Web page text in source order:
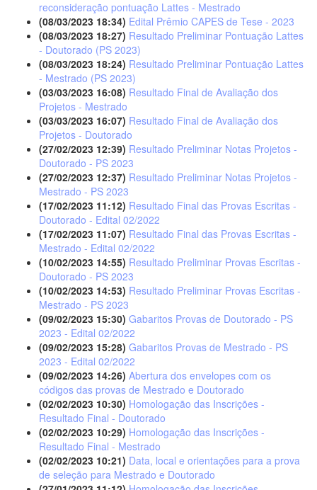
reconsideração pontuação Lattes - Mestrado
(08/03/2023 18:34) Edital Prêmio CAPES de Tese - 2023
(08/03/2023 18:27) Resultado Preliminar Pontuação Lattes
- Doutorado (PS 2023)
(08/03/2023 18:24) Resultado Preliminar Pontuação Lattes
- Mestrado (PS 2023)
(03/03/2023 16:08) Resultado Final de Avaliação dos
Projetos - Mestrado
(03/03/2023 16:07) Resultado Final de Avaliação dos
Projetos - Doutorado
(27/02/2023 12:39) Resultado Preliminar Notas Projetos -
Doutorado - PS 2023
(27/02/2023 12:37) Resultado Preliminar Notas Projetos -
Mestrado - PS 2023
(17/02/2023 11:12) Resultado Final das Provas Escritas -
Doutorado - Edital 02/2022
(17/02/2023 11:07) Resultado Final das Provas Escritas -
Mestrado - Edital 02/2022
(10/02/2023 14:55) Resultado Preliminar Provas Escritas -
Doutorado - PS 2023
(10/02/2023 14:53) Resultado Preliminar Provas Escritas -
Mestrado - PS 2023
(09/02/2023 15:30) Gabaritos Provas de Doutorado - PS
2023 - Edital 02/2022
(09/02/2023 15:28) Gabaritos Provas de Mestrado - PS
2023 - Edital 02/2022
(09/02/2023 14:26) Abertura dos envelopes com os
códigos das provas de Mestrado e Doutorado
(02/02/2023 10:30) Homologação das Inscrições -
Resultado Final - Doutorado
(02/02/2023 10:29) Homologação das Inscrições -
Resultado Final - Mestrado
(02/02/2023 10:21) Data, local e orientações para a prova
de seleção para Mestrado e Doutorado